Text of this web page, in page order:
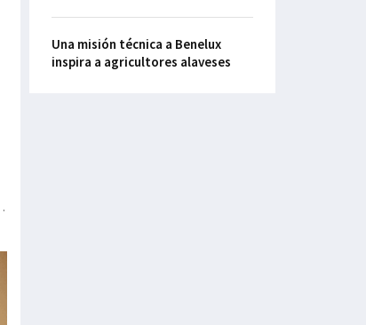
Una misión técnica a Benelux
inspira a agricultores alaveses